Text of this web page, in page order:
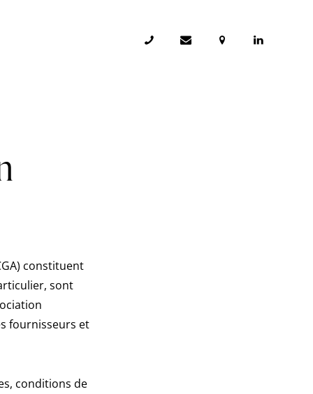
constituent
sont
fournisseurs et
conditions de